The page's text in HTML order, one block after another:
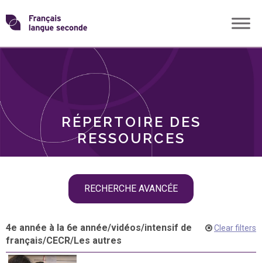
Skip
toTransformons
langue
RÉPERTOIRE DES
RESSOURCES
RECHERCHE AVANCÉE
THÈMES
4e année à la 6e année/vidéos/intensif de
français/CECR/Les autres
Clear filters